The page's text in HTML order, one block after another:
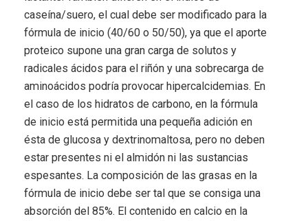
caseína/suero, el cual debe ser modificado para la
fórmula de inicio (40/60 o 50/50), ya que el aporte
proteico supone una gran carga de solutos y
radicales ácidos para el riñón y una sobrecarga de
aminoácidos podría provocar hipercalcidemias. En
el caso de los hidratos de carbono, en la fórmula
de inicio está permitida una pequeña adición en
ésta de glucosa y dextrinomaltosa, pero no deben
estar presentes ni el almidón ni las sustancias
espesantes. La composición de las grasas en la
fórmula de inicio debe ser tal que se consiga una
absorción del 85%. El contenido en calcio en la